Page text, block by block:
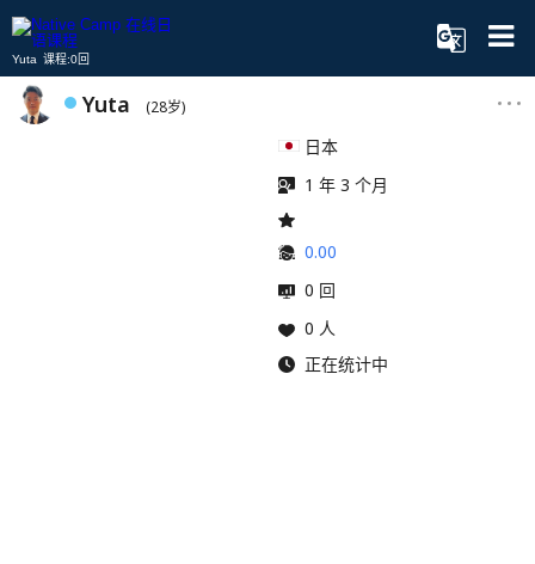
Yuta 课程:0回
Yuta (28岁)
日本
1 年 3 个月
0.00
0 回
0 人
正在统计中